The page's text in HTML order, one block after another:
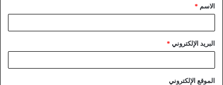
الاسم *
البريد الإلكتروني *
الموقع الإلكتروني